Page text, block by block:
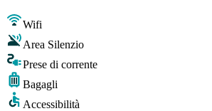
Wifi
Area Silenzio
Prese di corrente
Bagagli
Accessibilità